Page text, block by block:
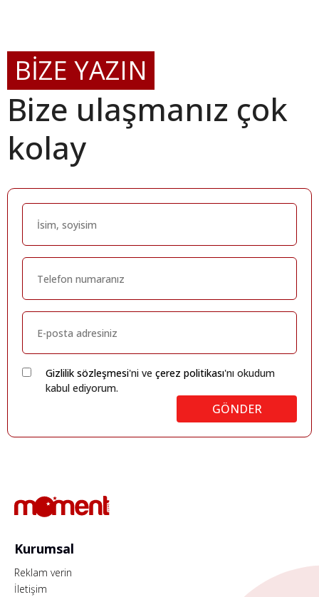
BİZE YAZIN
Bize ulaşmanız çok
kolay
Gizlilik sözleşmesi'ni ve çerez politikası'nı okudum
kabul ediyorum.
GÖNDER
Kurumsal
Reklam verin
İletişim